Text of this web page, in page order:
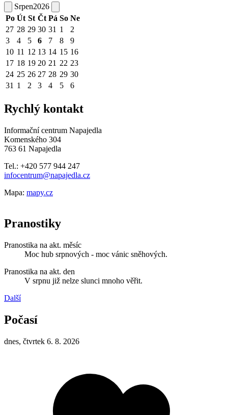
Srpen2026
Po Út St Čt Pá So Ne
27 28 29 30 31 1
2
3
4 5 6 7 8
9
10 11 12 13 14 15 16
17 18 19 20 21 22 23
24 25 26 27 28 29 30
31 1 2 3 4 5 6
Rychlý kontakt
Informační centrum Napajedla
Komenského 304
763 61 Napajedla
Tel.: +420 577 944 247
infocentrum@napajedla.cz
Mapa: mapy.cz
Pranostiky
Pranostika na akt. měsíc
Moc hub srpnových - moc vánic sněhových.
Pranostika na akt. den
V srpnu již nelze slunci mnoho věřit.
Další
Počasí
dnes, čtvrtek 6. 8. 2026